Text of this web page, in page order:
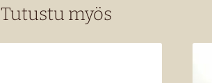
Tutustu myös